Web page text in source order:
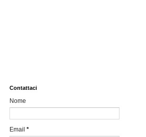
Contattaci
Nome
Email *